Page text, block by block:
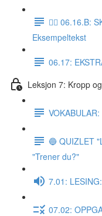
✍🏼 06.16.B:
Eksempeltekst
06.17:
Leksjon 7: Kropp og
🔵 QUIZLET
"Trener du?"
7.01:
07.02: